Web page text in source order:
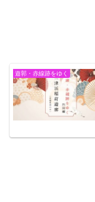
遊郭・赤線跡をゆく